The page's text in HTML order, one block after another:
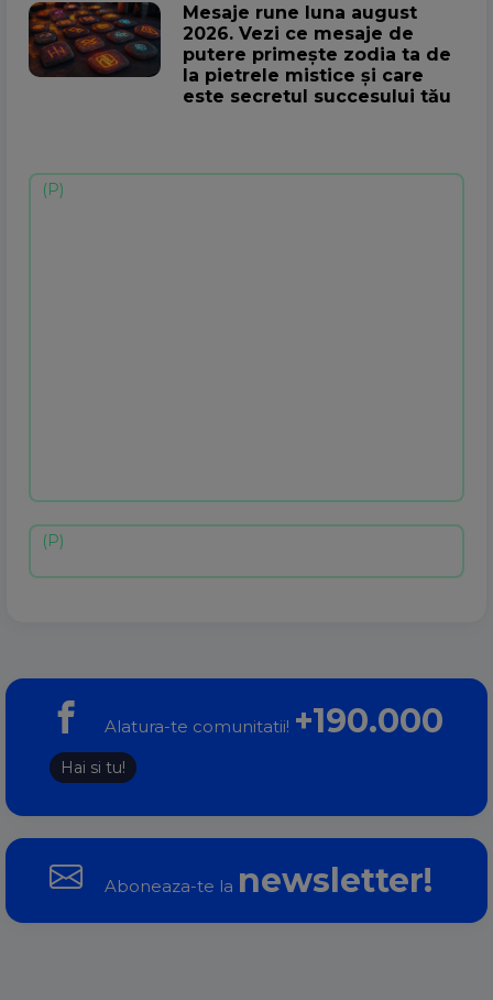
Mesaje rune luna august
2026. Vezi ce mesaje de
putere primește zodia ta de
la pietrele mistice și care
este secretul succesului tău
Alatura-te comunitatii! +190.000
Hai si tu!
Aboneaza-te la newsletter!